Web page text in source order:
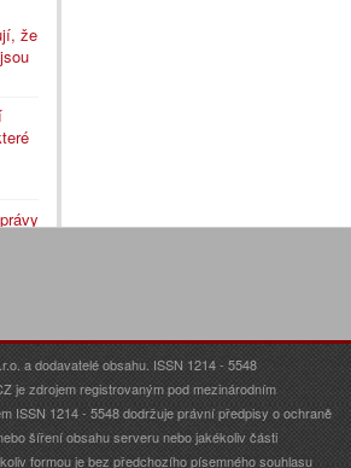
že
a dodavatelé obsahu. ISSN 1214 - 5548
je zdrojem registrovaným pod mezinárodním
ISSN 1214 - 5548 dodržuje právní předpisy o ochraně
šíření obsahu serveru nebo jakékoliv části
formou je bez předchozího písemného souhlasu